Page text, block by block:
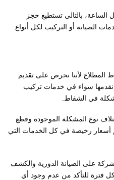
الساعة، بالتالي تستطيع حجز
الصيانة أو التركيب لكل أنواع
المطلاع لأننا نحرص على تقديم
سواء في خدمات تركيب
في الشفاط.
نوع المشكلة الموجودة وقطع
لكم أسعار رخيصة في كل الخدمات التي
على الصيانة الدورية والكشف
فترة للتأكد من عدم وجود أي